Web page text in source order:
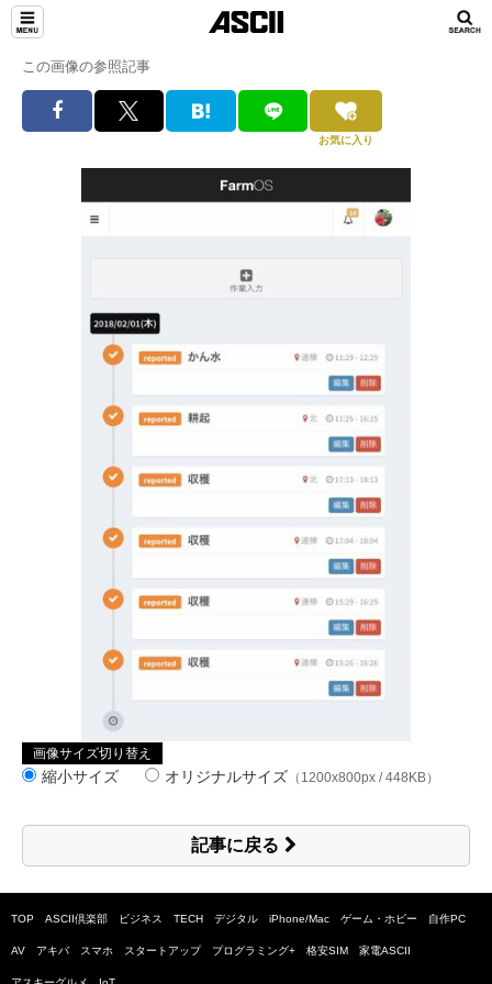
この画像の参照記事
お気に入り
画像サイズ切り替え
縮小サイズ オリジナルサイズ （1200x800px / 448KB）
記事に戻る
TOP ASCII倶楽部 ビジネス TECH デジタル iPhone/Mac ゲーム・ホビー 自作PC
AV アキバ スマホ スタートアップ プログラミング+ 格安SIM 家電ASCII